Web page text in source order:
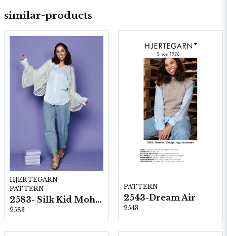
similar-products
HJERTEGARN
PATTERN
2583- Silk Kid Mohair
2583
PATTERN
2543-Dream Air
2543